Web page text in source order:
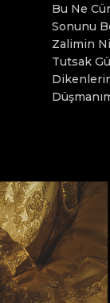
Bu Ne
Sonunu
Zalimin
Tutsak